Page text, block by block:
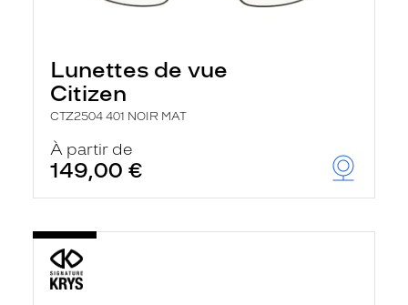
Lunettes de vue
Citizen
CTZ2504 401 NOIR MAT
À partir de
149,00 €